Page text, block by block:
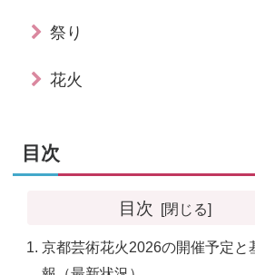
祭り
花火
目次
目次
京都芸術花火2026の開催予定と